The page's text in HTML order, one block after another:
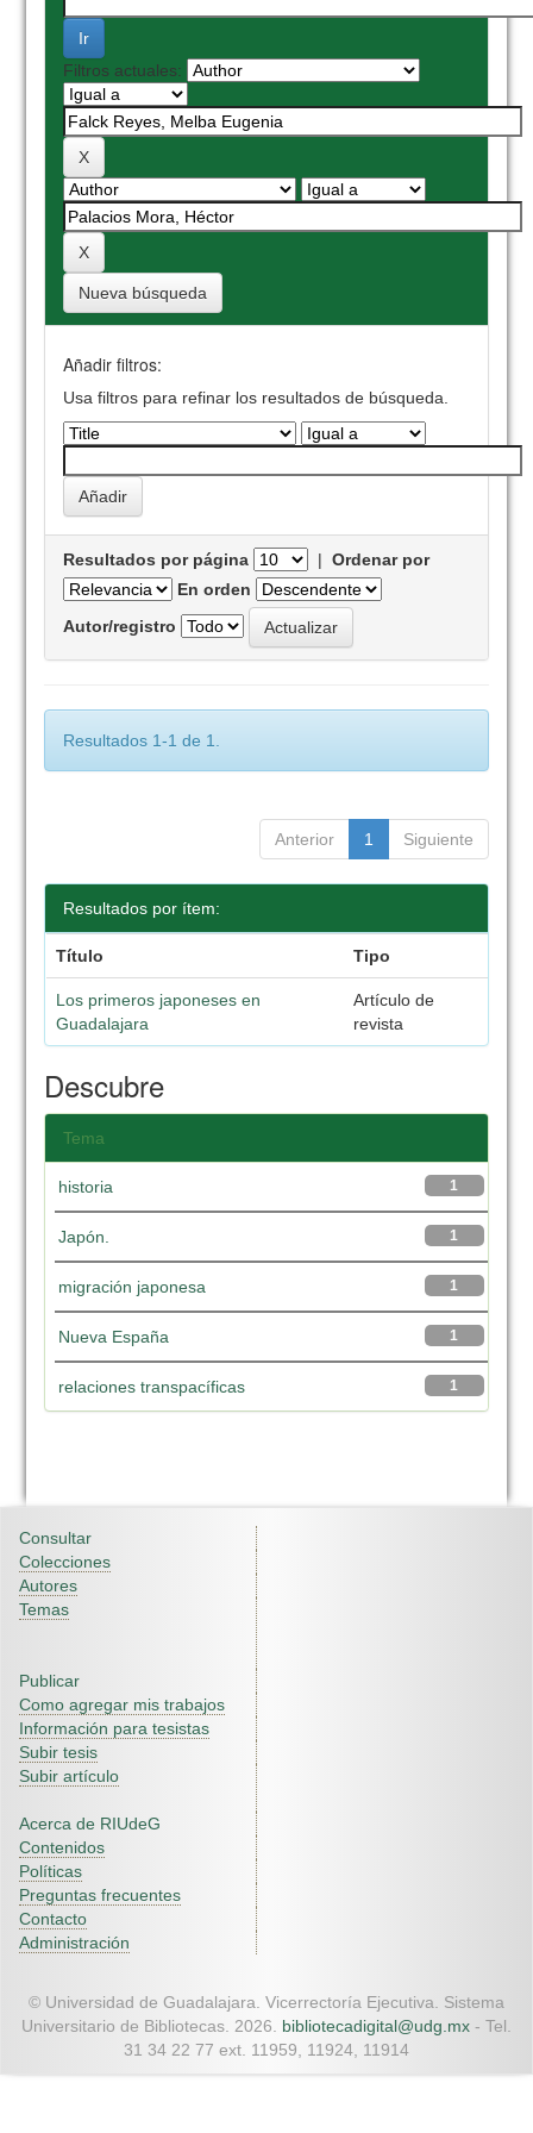
Filtros actuales:
Nueva búsqueda
Añadir filtros:
Usa filtros para refinar los resultados de búsqueda.
Resultados por página |Ordenar por
En orden
Autor/registro
Resultados 1-1 de 1.
Anterior 1 Siguiente
Resultados por ítem:
Título Tipo
Los primeros japoneses en
Guadalajara
Artículo de
revista
Descubre
Tema
1
historia
1
Japón.
1
migración japonesa
1
Nueva España
1
relaciones transpacíficas
Consultar
Colecciones
Autores
Temas
Publicar
Como agregar mis trabajos
Información para tesistas
Subir tesis
Subir artículo
Acerca de RIUdeG
Contenidos
Políticas
Preguntas frecuentes
Contacto
Administración
© Universidad de Guadalajara. Vicerrectoría Ejecutiva. Sistema
Universitario de Bibliotecas. 2026. bibliotecadigital@udg.mx - Tel.
31 34 22 77 ext. 11959, 11924, 11914